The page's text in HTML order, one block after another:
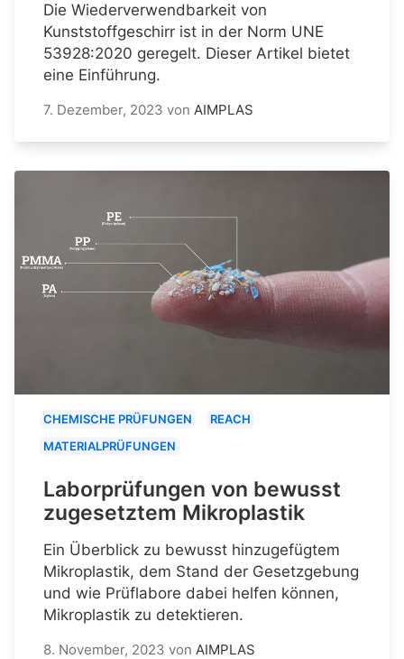
Die Wiederverwendbarkeit von
Kunststoffgeschirr ist in der Norm UNE
53928:2020 geregelt. Dieser Artikel bietet
eine Einführung.
7. Dezember, 2023 von AIMPLAS
CHEMISCHE PRÜFUNGEN
REACH
MATERIALPRÜFUNGEN
Laborprüfungen von bewusst
zugesetztem Mikroplastik
Ein Überblick zu bewusst hinzugefügtem
Mikroplastik, dem Stand der Gesetzgebung
und wie Prüflabore dabei helfen können,
Mikroplastik zu detektieren.
8. November, 2023 von AIMPLAS